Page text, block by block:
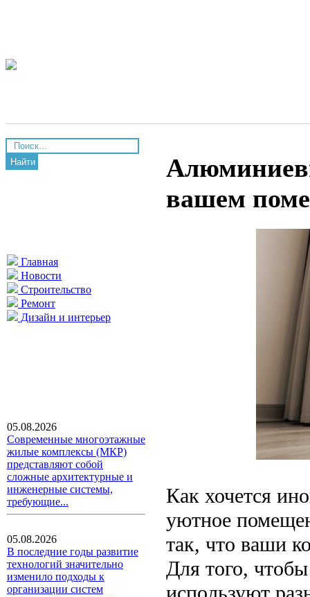
Найти
Главная
Новости
Строительство
Ремонт
Дизайн и интерьер
05.08.2026
Современные многоэтажные
жилые комплексы (МКР)
представляют собой
сложные архитектурные и
инженерные системы,
требующие...
05.08.2026
В последние годы развитие
технологий значительно
изменило подходы к
организации систем
вашем
Как хочется
уютное
так, что ваши
Для того,